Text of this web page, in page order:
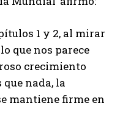
1 y 2, al mirar
que nos parece
crecimiento
nada, la
mantiene firme en